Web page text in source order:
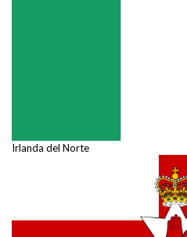
Irlanda del Norte